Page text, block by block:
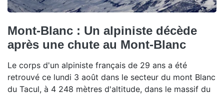
Mont-Blanc : Un alpiniste décède
après une chute au Mont-Blanc
Le corps d'un alpiniste français de 29 ans a été
retrouvé ce lundi 3 août dans le secteur du mont Blanc
du Tacul, à 4 248 mètres d'altitude, dans le massif du